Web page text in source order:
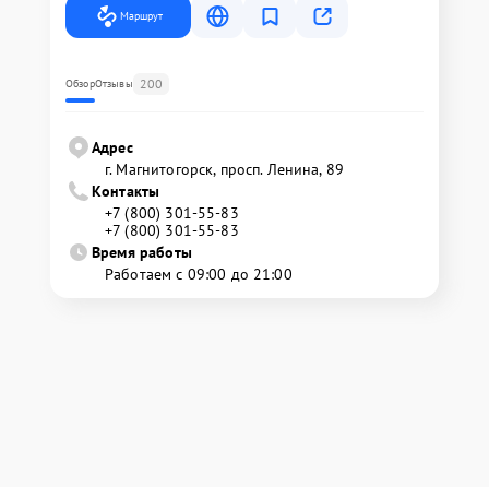
Маршрут
ОбзорОтзывы 200
Адрес
г. Магнитогорск, просп. Ленина, 89
Контакты
+7 (800) 301-55-83
+7 (800) 301-55-83
Время работы
Работаем с 09:00 до 21:00